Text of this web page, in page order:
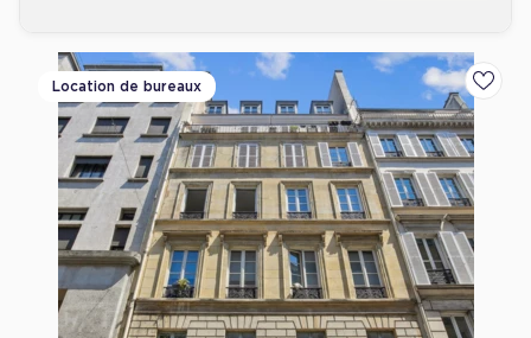
Location de bureaux